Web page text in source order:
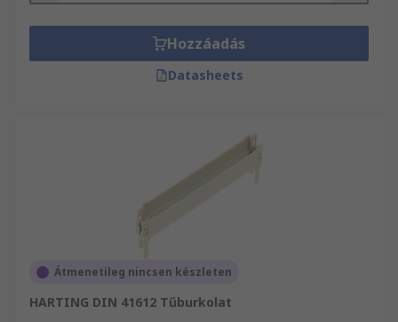
Hozzáadás
Datasheets
Átmenetileg nincsen készleten
HARTING DIN 41612 Tűburkolat